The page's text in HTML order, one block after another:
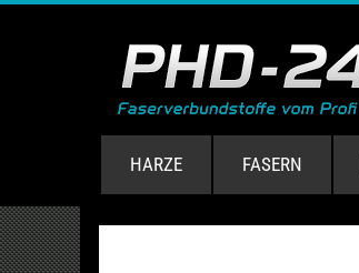
HARZE FASERN